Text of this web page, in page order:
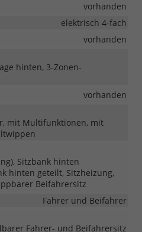
vorhanden
elektrisch 4-fach
vorhanden
hinten, 3-Zonen-
vorhanden
mit Multifunktionen, mit
Sitzbank hinten
hinten geteilt, Sitzheizung,
Beifahrersitz
Fahrer und Beifahrer
Fahrer- und Beifahrersitz